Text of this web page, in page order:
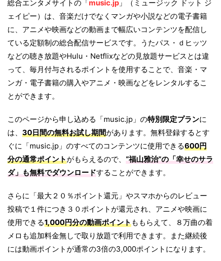
総合エンタメサイトの「music.jp 」（ミュージック ドット ジ
ェイピー）は、音楽だけでなくマンガや小説などの電子書籍
に、アニメや映画などの動画まで幅広いコンテンツを配信し
ている定額制の総合配信サービスです。うたパス・ｄヒッツ
などの聴き放題やHulu・Netflixなどの見放題サービスとは違
って、毎月付与されるポイントを使用することで、音楽・マ
ンガ・電子書籍の購入やアニメ・映画などをレンタルするこ
とができます。
このページから申し込める「music.jp」の特別限定プランに
は、 30日間の無料お試し期間があります。無料登録するとす
ぐに「music.jp」のすべてのコンテンツに使用できる600円
分の通常ポイントがもらえるので、 “福山雅治”の「幸せのサラ
ダ」も無料でダウンロードすることができます。
さらに「最大２０％ポイント還元」やスマホからのレビュー
投稿で１件につき３０ポイントが還元され、アニメや映画に
使用できる1,000円分の動画ポイントももらえて、８万曲の着
メロも追加料金無しで取り放題で利用できます。また継続後
には動画ポイントが通常の3倍の3,000ポイントになります。